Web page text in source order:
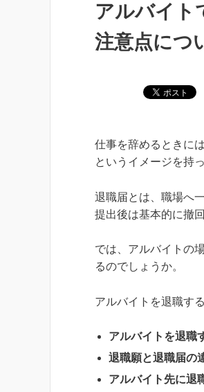
アルバイト
注意点につ
仕事を辞めるときに
というイメージを持
退職届とは、職場へ
提出後は基本的に撤
では、アルバイトの
るのでしょうか。
アルバイトを退職す
アルバイトを退職
退職願と退職届の
アルバイト先に退